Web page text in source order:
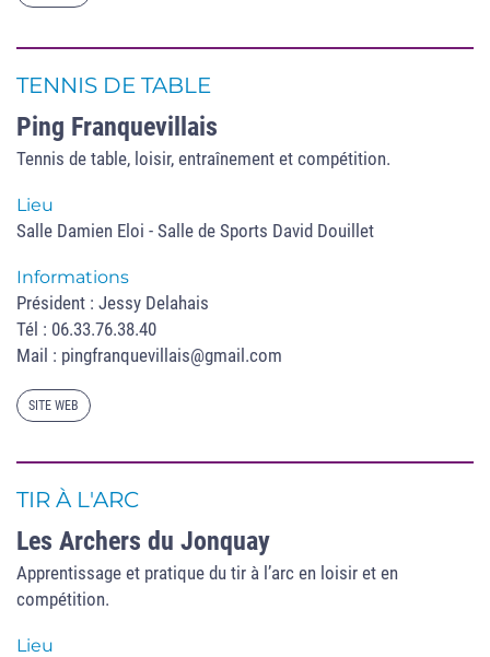
TENNIS DE TABLE
Ping Franquevillais
Tennis de table, loisir, entraînement et compétition.
Lieu
Salle Damien Eloi - Salle de Sports David Douillet
Informations
Président : Jessy Delahais
Tél : 06.33.76.38.40
Mail : pingfranquevillais@gmail.com
SITE WEB
TIR À L'ARC
Les Archers du Jonquay
Apprentissage et pratique du tir à l’arc en loisir et en
compétition.
Lieu